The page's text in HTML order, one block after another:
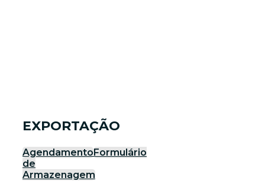
EXPORTAÇÃO
AgendamentoFormulário
de
Armazenagem